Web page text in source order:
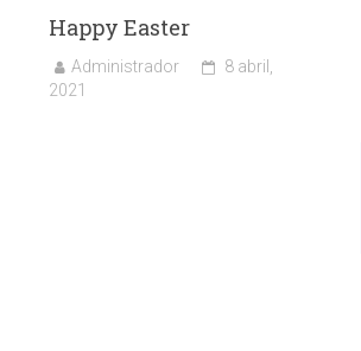
Happy Easter
Administrador
8 abril,
2021